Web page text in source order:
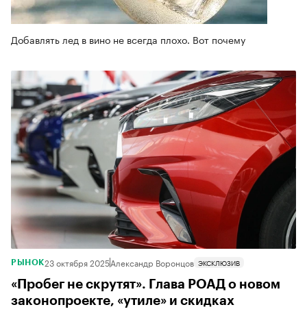
Добавлять лед в вино не всегда плохо. Вот почему
РЫНОК23 октября 2025Александр Воронцов ЭКСКЛЮЗИВ
«Пробег не скрутят». Глава РОАД о новом
законопроекте, «утиле» и скидках